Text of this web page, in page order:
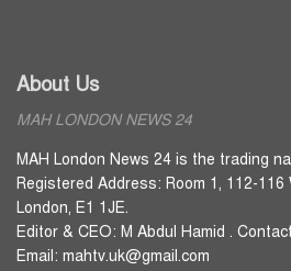
About Us
MAH LONDON NEWS 24
MAH London News 24 is the trading
Registered Address: Room 1, 112-116
London, E1 1JE.
Editor & CEO: M Abdul Hamid .
Email: mahtv.uk@gmail.com